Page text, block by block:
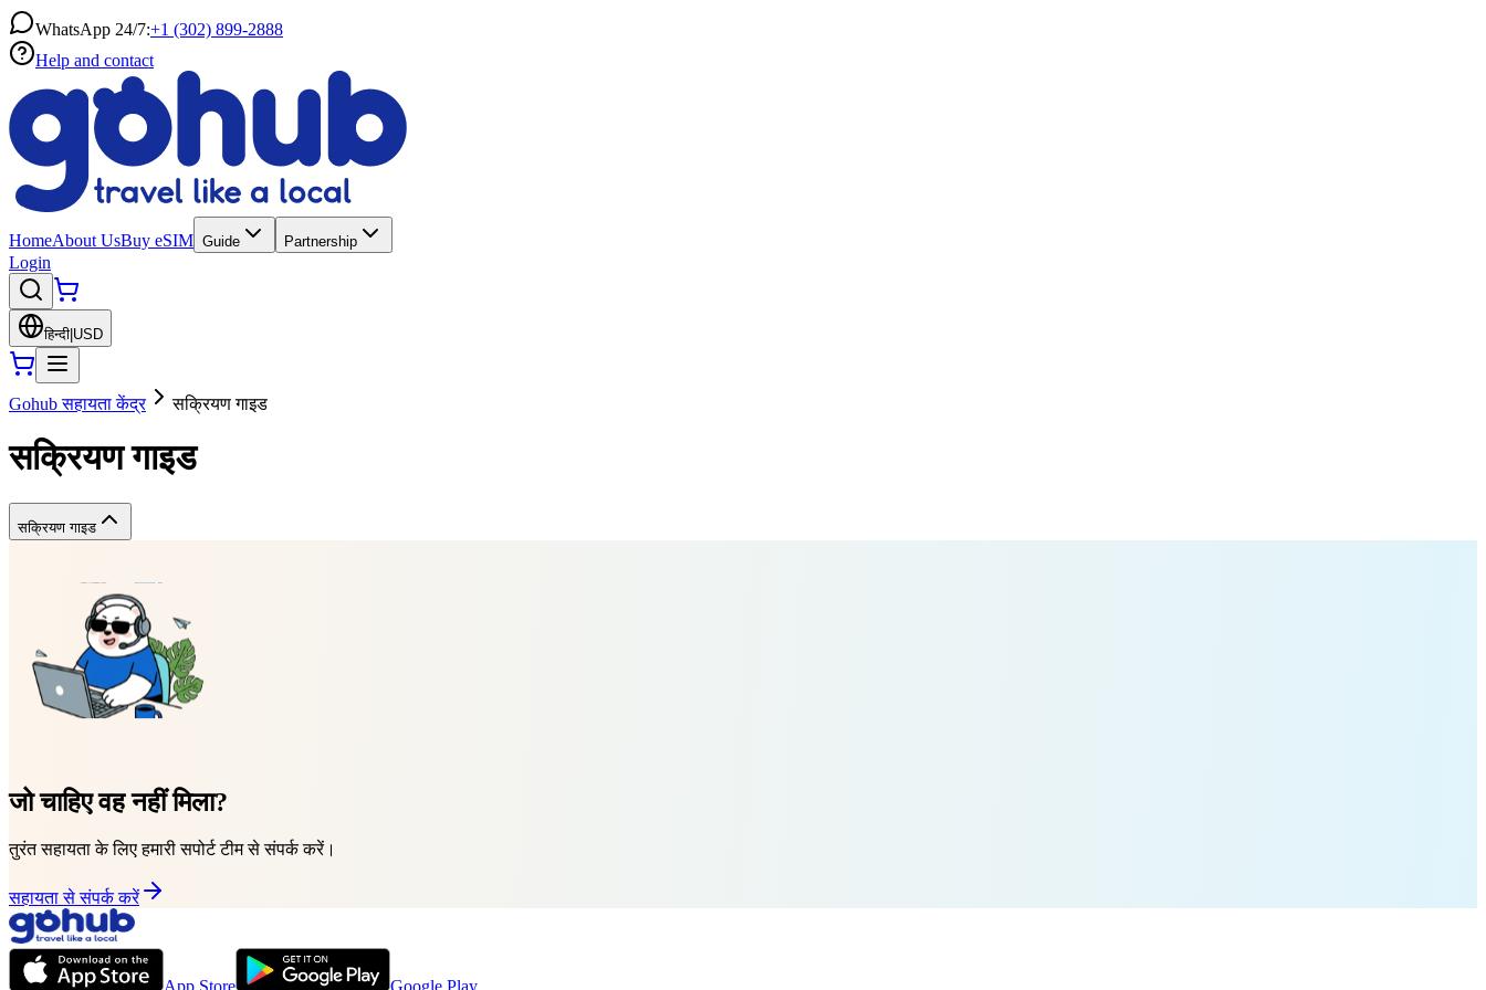
WhatsApp 24/7:+1 (302) 899-2888
Help and contact
HomeAbout UsBuy eSIM Guide Partnership
Login
हिन्दी USD
Gohub सहायता केंद्र सक्रियण गाइड
सक्रियण गाइड
सक्रियण गाइड
जो चाहिए वह नहीं मिला?
तुरंत सहायता के लिए हमारी सपोर्ट टीम से संपर्क करें।
सहायता से संपर्क करें
App Store Google Play